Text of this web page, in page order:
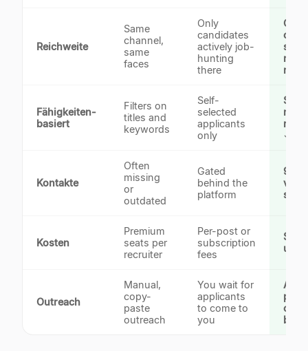
Reichweite
Same
channel,
same
faces
Only
candidates
actively job-
hunting
there
orgs,
miss
Fähigkeiten-
basiert
Filters on
titles and
keywords
Self-
selected
applicants
only
✓
Kontakte
Often
missing
or
outdated
Gated
behind the
platform
Kosten
Premium
seats per
recruiter
Per-post or
subscription
fees
Outreach
Manual,
copy-
paste
outreach
You wait for
applicants
to come to
you
AI-
built